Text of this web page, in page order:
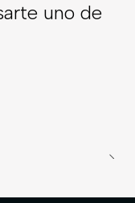
uno de